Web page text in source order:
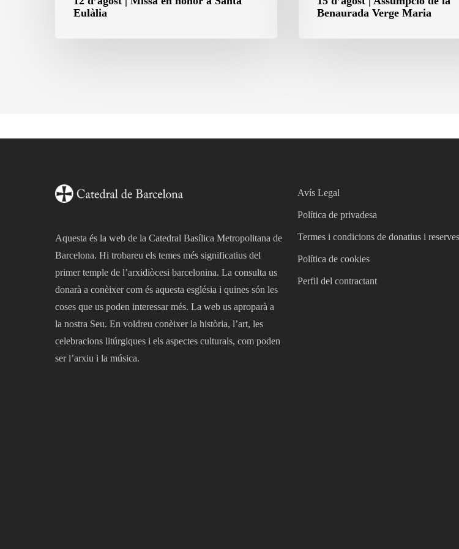
Eulàlia
Benaurada Verge Maria
Aquesta és la web de la Catedral Basílica Metropolitana de
Barcelona. Hi trobareu els temes més significatius del
primer temple de l’arxidiòcesi barcelonina. La consulta us
donarà a conèixer com és aquesta església i quines són les
coses que us poden interessar més. La web us aproparà a
la nostra Seu. En voldreu conèixer la història, l’art, les
celebracions litúrgiques i els aspectes culturals, com poden
ser l’arxiu i la música.
Avís Legal
Política de privadesa
Termes i condicions de donatius i
Política de cookies
Perfil del contractant